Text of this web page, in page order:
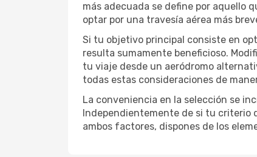
más adecuada se define por aquello
optar por una travesía aérea más
Si tu objetivo principal consiste en
resulta sumamente beneficioso.
tu viaje desde un aeródromo
todas estas consideraciones de
La conveniencia en la selección se
Independientemente de si tu criterio
ambos factores, dispones de los